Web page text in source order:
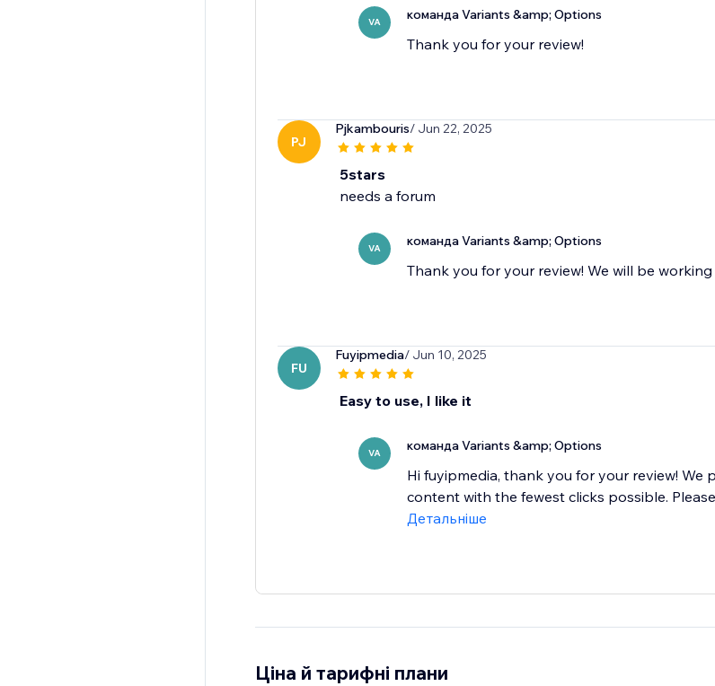
VA команда Variants &amp; Options
Thank you for your review!
PJ
Pjkambouris/ Jun 22, 2025
5stars
VA команда Variants &amp; Options
Thank you for your review! We will be
FU
Fuyipmedia/ Jun 10, 2025
Easy to use, I like it
VA команда Variants &amp; Options
Hi fuyipmedia, thank you for your review!
content with the fewest clicks possible.
Детальніше
Ціна й тарифні плани